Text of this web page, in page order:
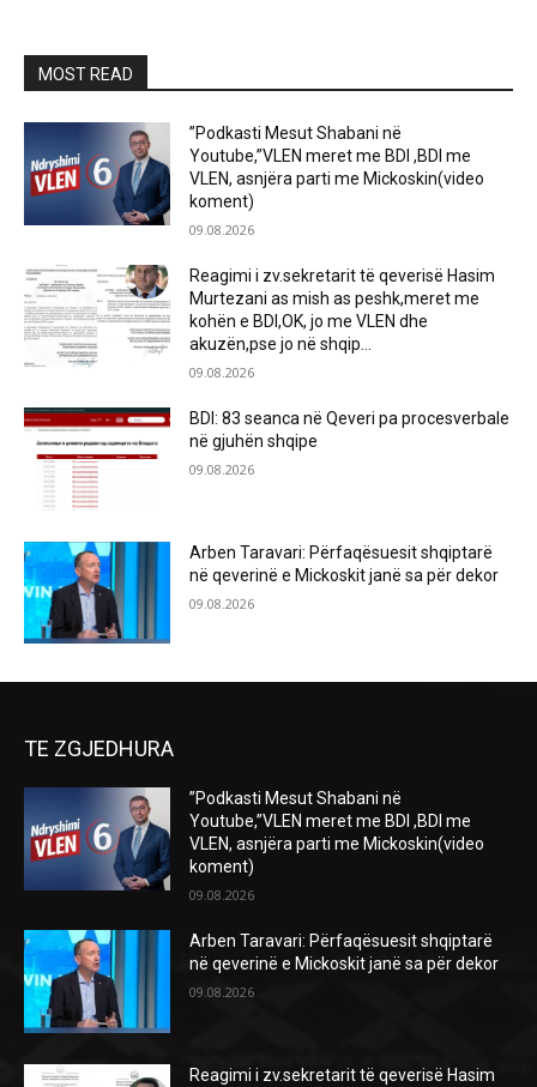
MOST READ
”Podkasti Mesut Shabani në
Youtube,”VLEN meret me BDI ,BDI me
VLEN, asnjëra parti me Mickoskin(video
koment)
09.08.2026
Reagimi i zv.sekretarit të qeverisë Hasim
Murtezani as mish as peshk,meret me
kohën e BDI,OK, jo me VLEN dhe
akuzën,pse jo në shqip...
09.08.2026
BDI: 83 seanca në Qeveri pa procesverbale
në gjuhën shqipe
09.08.2026
Arben Taravari: Përfaqësuesit shqiptarë
në qeverinë e Mickoskit janë sa për dekor
09.08.2026
TE ZGJEDHURA
”Podkasti Mesut Shabani në
Youtube,”VLEN meret me BDI ,BDI me
VLEN, asnjëra parti me Mickoskin(video
koment)
09.08.2026
Arben Taravari: Përfaqësuesit shqiptarë
në qeverinë e Mickoskit janë sa për dekor
09.08.2026
Reagimi i zv.sekretarit të qeverisë Hasim